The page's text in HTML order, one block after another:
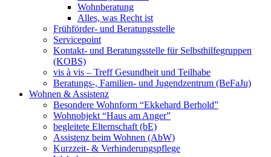
Wohnberatung
Alles, was Recht ist
Frühförder- und Beratungsstelle
Servicepoint
Kontakt- und Beratungsstelle für Selbsthilfegruppen
(KOBS)
vis à vis – Treff Gesundheit und Teilhabe
Beratungs-, Familien- und Jugendzentrum (BeFaJu)
Wohnen & Assistenz
Besondere Wohnform “Ekkehard Berhold”
Wohnobjekt “Haus am Anger”
begleitete Elternschaft (bE)
Assistenz beim Wohnen (AbW)
Kurzzeit- & Verhinderungspflege